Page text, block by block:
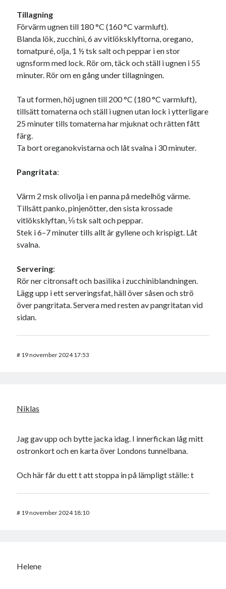
Tillagning
Förvärm ugnen till 180 °C (160 °C varmluft).
Blanda lök, zucchini, 6 av vitlöksklyftorna, oregano,
tomatpuré, olja, 1 ½ tsk salt och peppar i en stor
ugnsform med lock. Rör om, täck och ställ i ugnen i 55
minuter. Rör om en gång under tillagningen.
Ta ut formen, höj ugnen till 200 °C (180 °C varmluft),
tillsätt tomaterna och ställ i ugnen utan lock i ytterligare
25 minuter tills tomaterna har mjuknat och rätten fått
färg.
Ta bort oreganokvistarna och låt svalna i 30 minuter.
Pangritata:
Värm 2 msk olivolja i en panna på medelhög värme.
Tillsätt panko, pinjenötter, den sista krossade
vitlöksklyftan, ⅛ tsk salt och peppar.
Stek i 6–7 minuter tills allt är gyllene och krispigt. Låt
svalna.
Servering:
Rör ner citronsaft och basilika i zucchiniblandningen.
Lägg upp i ett serveringsfat, häll över såsen och strö
över pangritata. Servera med resten av pangritatan vid
sidan.
# 19 november 2024 17:53
Niklas
Jag gav upp och bytte jacka idag. I innerfickan låg mitt
ostronkort och en karta över Londons tunnelbana.
Och här får du ett t att stoppa in på lämpligt ställe: t
# 19 november 2024 18:10
Helene